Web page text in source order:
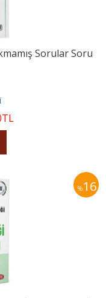
Sorular Soru
TL
%16